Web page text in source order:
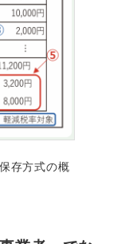
存方式の概